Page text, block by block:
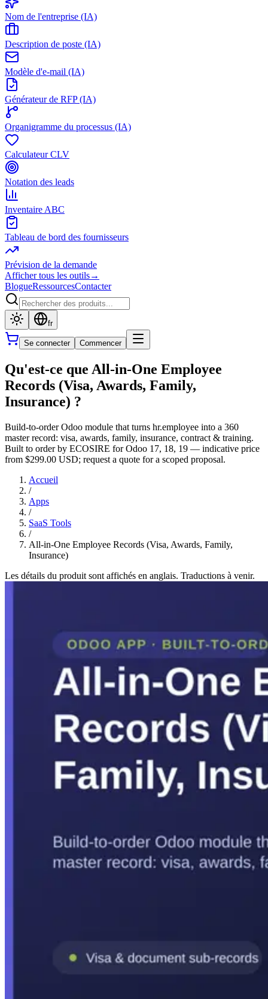
Nom de l'entreprise (IA)
Description de poste (IA)
Modèle d'e-mail (IA)
Générateur de RFP (IA)
Organigramme du processus (IA)
Calculateur CLV
Notation des leads
Inventaire ABC
Tableau de bord des fournisseurs
Prévision de la demande
Afficher tous les outils→
BlogueRessourcesContacter
fr
Se connecter Commencer
Qu'est-ce que All-in-One Employee
Records (Visa, Awards, Family,
Insurance) ?
Build-to-order Odoo module that turns hr.employee into a 360
master record: visa, awards, family, insurance, contract & training.
Built to order by ECOSIRE for Odoo 17, 18, 19 — indicative price
from $299.00 USD; request a quote for a scoped proposal.
Accueil
/
Apps
/
SaaS Tools
/
All-in-One Employee Records (Visa, Awards, Family,
Insurance)
Les détails du produit sont affichés en anglais. Traductions à venir.